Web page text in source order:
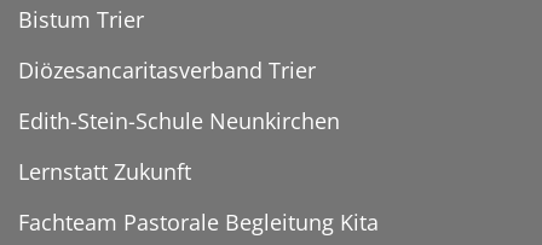
Bistum Trier
Diözesancaritasverband Trier
Edith-Stein-Schule Neunkirchen
Lernstatt Zukunft
Fachteam Pastorale Begleitung Kita